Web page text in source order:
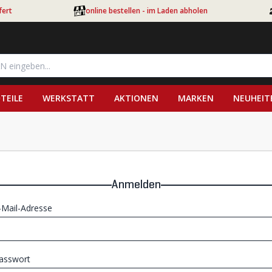
online bestellen - im Laden abholen
WERKSTATT AKTIONEN MARKEN
Anmelden
Mail-Adresse